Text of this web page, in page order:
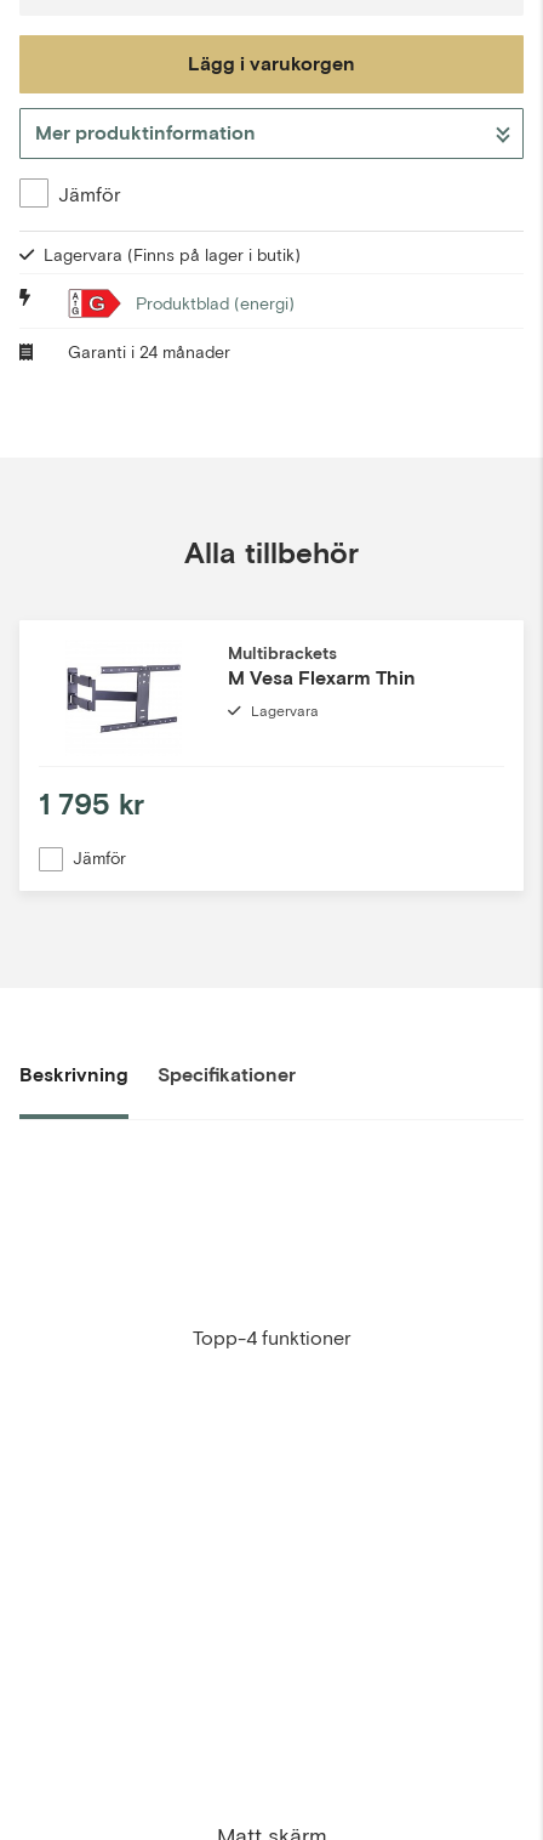
Lägg i varukorgen
Gå till kassan
Mer produktinformation
Jämför
Lagervara (Finns på lager i butik)
G Produktblad (energi)
Garanti i 24 månader
Alla tillbehör
Multibrackets
M Vesa Flexarm Thin
Lagervara
1 795 kr
Jämför
Beskrivning Specifikationer
Topp-4 funktioner